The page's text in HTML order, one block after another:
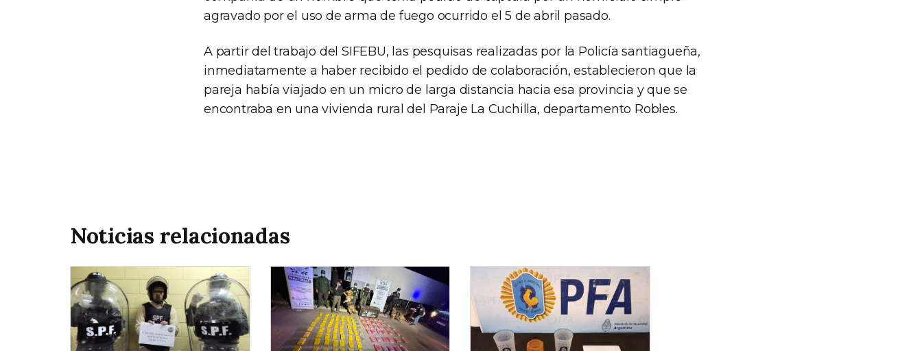
agravado por el uso de arma de fuego ocurrido el 5 de abril pasado.
A partir del trabajo del SIFEBU, las pesquisas realizadas por la Policía santiagueña,
inmediatamente a haber recibido el pedido de colaboración, establecieron que la
pareja había viajado en un micro de larga distancia hacia esa provincia y que se
encontraba en una vivienda rural del Paraje La Cuchilla, departamento Robles.
Noticias relacionadas